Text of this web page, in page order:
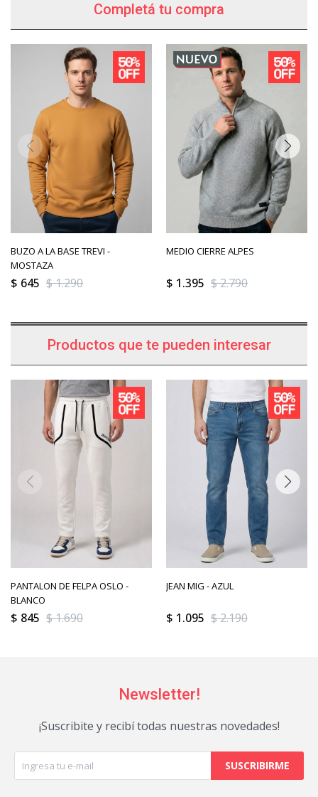
Completá tu compra
BUZO A LA BASE TREVI -
MOSTAZA
$ 645 $1.290
MEDIO CIERRE ALPES
$ 1.395 $2.790
Productos que te pueden interesar
PANTALON DE FELPA OSLO -
BLANCO
$ 845 $1.690
JEAN MIG - AZUL
$ 1.095 $2.190
Newsletter!
¡Suscribite y recibí todas nuestras novedades!
SUSCRIBIRME